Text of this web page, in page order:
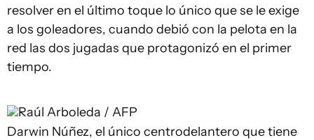
resolver en el último toque lo único que se le exige
a los goleadores, cuando debió con la pelota en la
red las dos jugadas que protagonizó en el primer
tiempo.
Raúl Arboleda / AFP
Darwin Núñez, el único centrodelantero que tiene